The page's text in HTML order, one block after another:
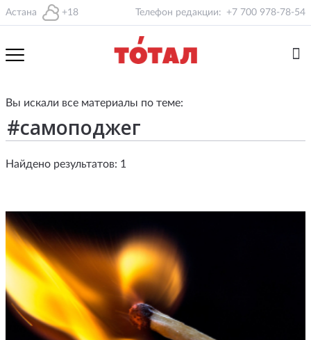
Астана +18 Телефон редакции: +7 700 978-78-54
Вы искали все материалы по теме:
Найдено результатов: 1